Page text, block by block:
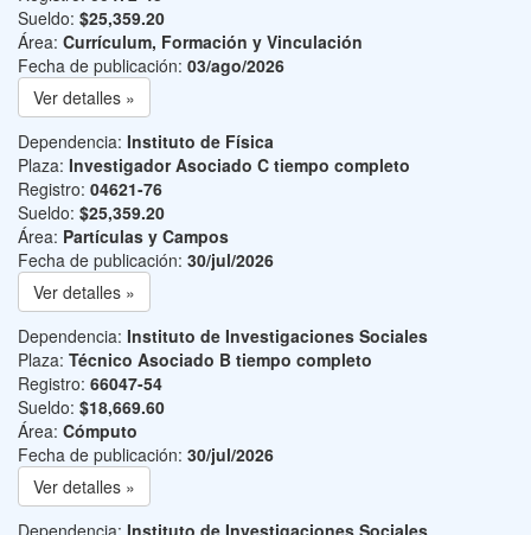
Sueldo: $25,359.20
Área: Currículum, Formación y Vinculación
Fecha de publicación: 03/ago/2026
Ver detalles »
Dependencia: Instituto de Física
Plaza: Investigador Asociado C tiempo completo
Registro: 04621-76
Sueldo: $25,359.20
Área: Partículas y Campos
Fecha de publicación: 30/jul/2026
Ver detalles »
Dependencia: Instituto de Investigaciones Sociales
Plaza: Técnico Asociado B tiempo completo
Registro: 66047-54
Sueldo: $18,669.60
Área: Cómputo
Fecha de publicación: 30/jul/2026
Ver detalles »
Dependencia: Instituto de Investigaciones Sociales